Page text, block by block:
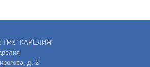
"КАРЕЛИЯ"
д. 2